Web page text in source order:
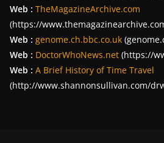
Web : TheMagazineArchive.com
(https://
Web : genome.ch.bbc.co.uk
Web : DoctorWhoNews.net (https://
Web : A Brief History of Time Travel
(http://www.shannonsullivan.com/